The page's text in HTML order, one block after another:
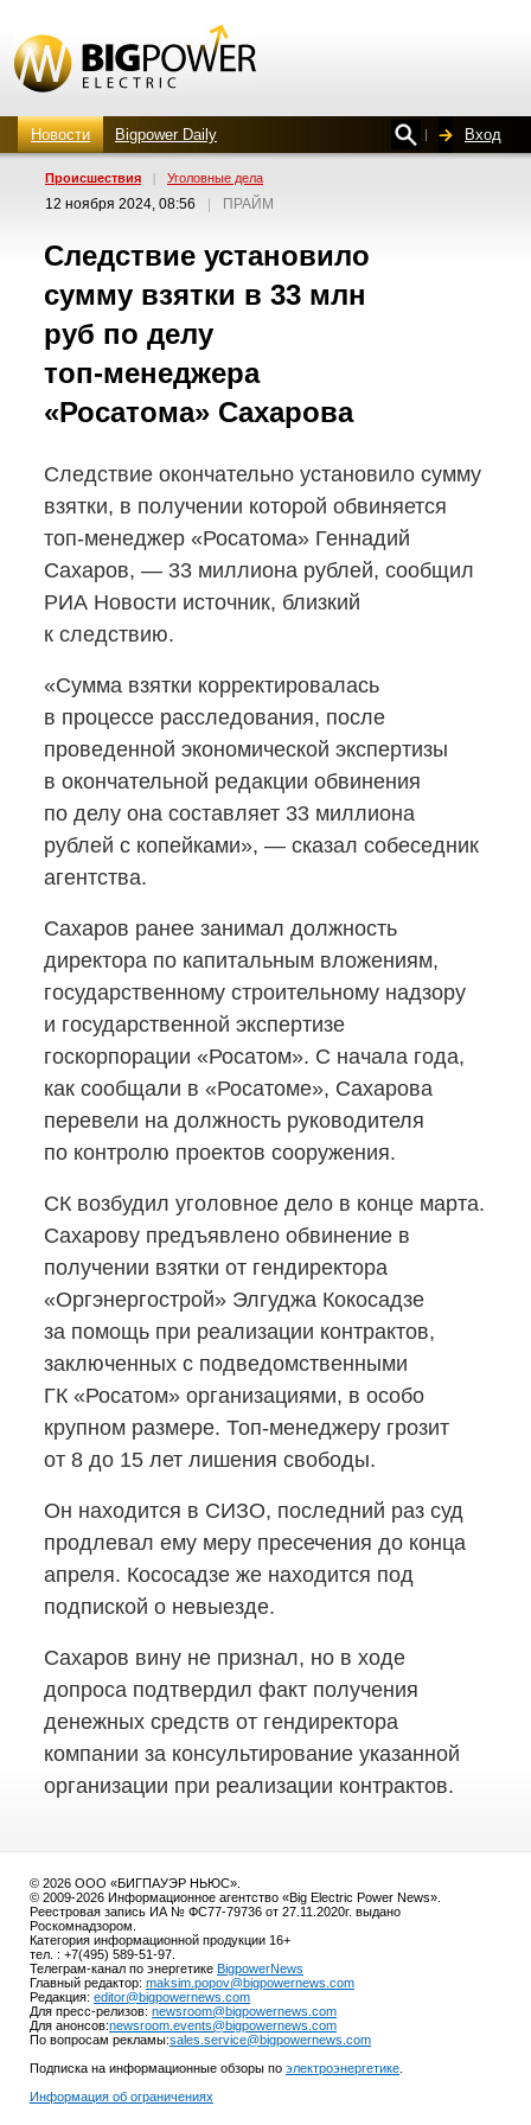
Новости Bigpower Daily Вход
Проиcшествия | Уголовные дела
12 ноября 2024, 08:56 ПРАЙМ
Следствие установило
сумму взятки в 33 млн
руб по делу
топ-менеджера
«Росатома» Сахарова
Следствие окончательно установило сумму
взятки, в получении которой обвиняется
топ-менеджер «Росатома» Геннадий
Сахаров, — 33 миллиона рублей, сообщил
РИА Новости источник, близкий
к следствию.
«Сумма взятки корректировалась
в процессе расследования, после
проведенной экономической экспертизы
в окончательной редакции обвинения
по делу она составляет 33 миллиона
рублей с копейками», — сказал собеседник
агентства.
Сахаров ранее занимал должность
директора по капитальным вложениям,
государственному строительному надзору
и государственной экспертизе
госкорпорации «Росатом». С начала года,
как сообщали в «Росатоме», Сахарова
перевели на должность руководителя
по контролю проектов сооружения.
СК возбудил уголовное дело в конце марта.
Сахарову предъявлено обвинение в
получении взятки от гендиректора
«Оргэнергострой» Элгуджа Кокосадзе
за помощь при реализации контрактов,
заключенных с подведомственными
ГК «Росатом» организациями, в особо
крупном размере. Топ-менеджеру грозит
от 8 до 15 лет лишения свободы.
Он находится в СИЗО, последний раз суд
продлевал ему меру пресечения до конца
апреля. Кососадзе же находится под
подпиской о невыезде.
Сахаров вину не признал, но в ходе
допроса подтвердил факт получения
денежных средств от гендиректора
компании за консультирование указанной
организации при реализации контрактов.
© 2026 ООО «БИГПАУЭР НЬЮС».
© 2009-2026 Информационное агентство «Big Electric Power News».
Реестровая запись ИА № ФС77-79736 от 27.11.2020г. выдано
Роскомнадзором.
Категория информационной продукции 16+
тел. : +7(495) 589-51-97.
Телеграм-канал по энергетике BigpowerNews
Главный редактор: maksim.popov@bigpowernews.com
Редакция: editor@bigpowernews.com
Для пресс-релизов: newsroom@bigpowernews.com
Для анонсов:newsroom.events@bigpowernews.com
По вопросам рекламы:sales.service@bigpowernews.com
Подписка на информационные обзоры по электроэнергетике
Информация об ограничениях